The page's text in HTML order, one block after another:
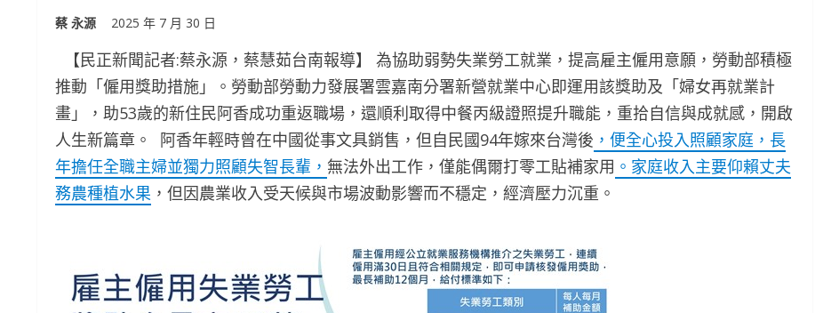
蔡 永源 2025 年 7 月 30 日
【民正新聞記者:蔡永源，蔡慧茹台南報導】 為協助弱勢失業勞工就業，提高雇主僱用意願，勞動部積極
推動「僱用獎助措施」。勞動部勞動力發展署雲嘉南分署新營就業中心即運用該獎助及「婦女再就業計
畫」，助53歲的新住民阿香成功重返職場，還順利取得中餐丙級證照提升職能，重拾自信與成就感，開啟
人生新篇章。 阿香年輕時曾在中國從事文具銷售，但自民國94年嫁來台灣後 ，便全心投入照顧家庭，長
年擔任全職主婦並獨力照顧失智長輩， 無法外出工作，僅能偶爾打零工貼補家用 。家庭收入主要仰賴丈夫
務農種植水果 ，但因農業收入受天候與市場波動影響而不穩定，經濟壓力沉重。